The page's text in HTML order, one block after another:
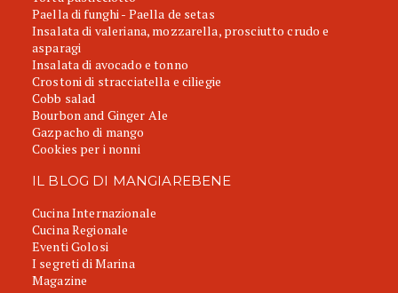
Paella di funghi - Paella de setas
Insalata di valeriana, mozzarella, prosciutto crudo e
asparagi
Insalata di avocado e tonno
Crostoni di stracciatella e ciliegie
Cobb salad
Bourbon and Ginger Ale
Gazpacho di mango
Cookies per i nonni
IL BLOG DI MANGIAREBENE
Cucina Internazionale
Cucina Regionale
Eventi Golosi
I segreti di Marina
Magazine